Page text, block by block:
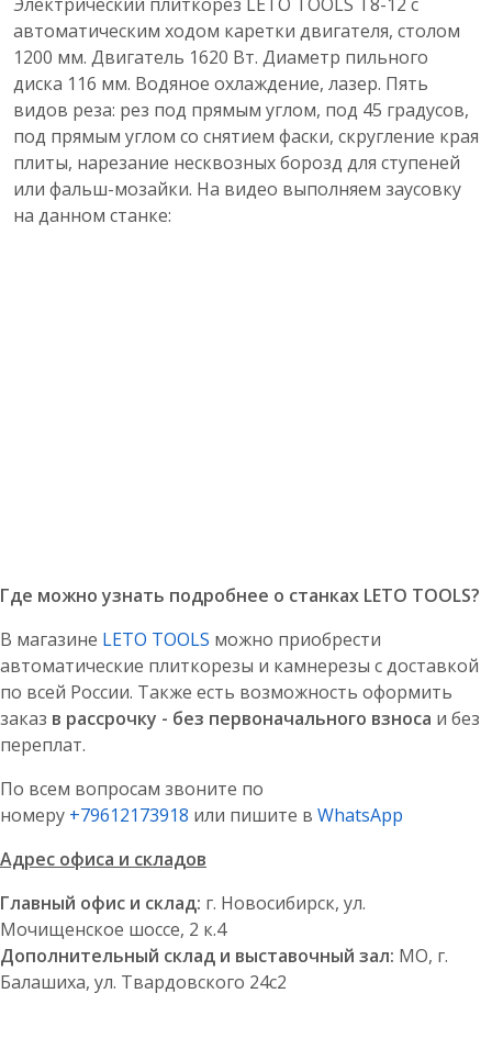
автоматическим ходом каретки двигателя, столом
1200 мм. Двигатель 1620 Вт. Диаметр пильного
диска 116 мм. Водяное охлаждение, лазер. Пять
видов реза: рез под прямым углом, под 45 градусов,
под прямым углом со снятием фаски, скругление края
плиты, нарезание несквозных борозд для ступеней
или фальш-мозайки. На видео выполняем заусовку
на данном станке:
Где можно узнать подробнее о станках LETO TOOLS?
В магазине LETO TOOLS можно приобрести
автоматические плиткорезы и камнерезы с доставкой
по всей России. Также есть возможность оформить
заказ в рассрочку - без первоначального взноса и без
переплат.
По всем вопросам звоните по
номеру +79612173918 или пишите в WhatsApp
Адрес офиса и складов
Главный офис и склад: г. Новосибирск, ул.
Мочищенское шоссе, 2 к.4
Дополнительный склад и выставочный зал: МО, г.
Балашиха, ул. Твардовского 24с2